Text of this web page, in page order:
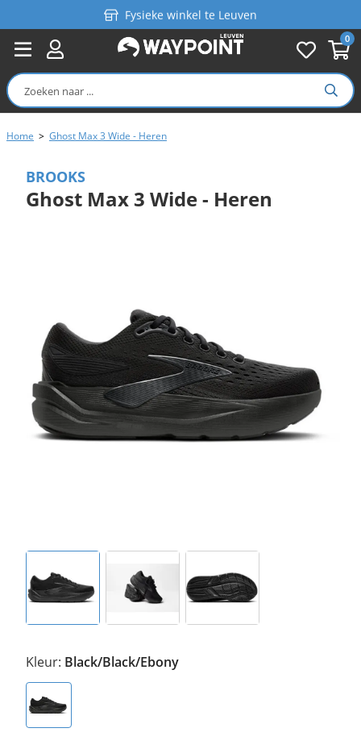
0
Fysieke winkel te Leuven
Persoonlijk advies
Gratis verzending in België vanaf €99
Home > Ghost Max 3 Wide - Heren
BROOKS
Ghost Max 3 Wide - Heren
Kleur: Black/Black/Ebony